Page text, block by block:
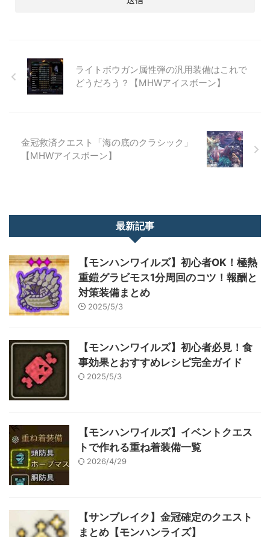
ライトボウガン属性弾の汎用装備はこれで
どうだろう？【MHWアイスボーン】
金冠救済クエスト「海の底のクラシック」
【MHWアイスボーン】
最新記事
【モンハンワイルズ】初心者OK！極熱
重鎧グラビモス1分周回のコツ！報酬と
対策装備まとめ
2025/5/3
【モンハンワイルズ】初心者必見！食
事効果とおすすめレシピ完全ガイド
2025/5/3
【モンハンワイルズ】イベントクエス
トで作れる重ね着装備一覧
2026/4/29
【サンブレイク】金冠確定のクエスト
まとめ【モンハンライズ】